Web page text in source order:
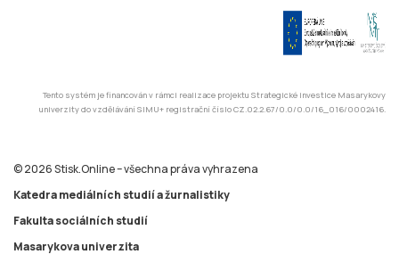
Tento systém je financován v rámci realizace projektu Strategické investice Masarykovy
univerzity do vzdělávání SIMU+ registrační číslo CZ.02.2.67/0.0/0.0/16_016/0002416.
© 2026 Stisk.Online – všechna práva vyhrazena
Katedra mediálních studií a žurnalistiky
Fakulta sociálních studií
Masarykova univerzita